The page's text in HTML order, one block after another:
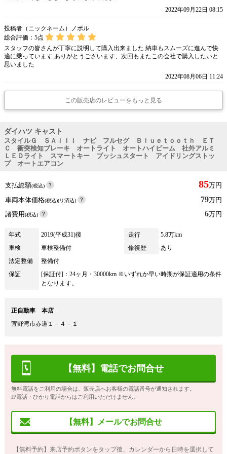
2022年09月22日 08:15
投稿者（ニックネーム）ノボル
総合評価： 5点
スタッフの皆さんが丁寧に説明して購入出来ました 納車もスムーズに進んで快
適に乗っています ありがとうございます、次回もまたこの会社で購入したいと
思いました
2022年08月06日 11:24
この販売店のレビューをもっと見る
ダイハツ キャスト
スタイルＧ ＳＡＩＩＩ ナビ フルセグ Ｂｌｕｅｔｏｏｔｈ ＥＴ
Ｃ 衝突検知ブレーキ オートライト オートハイビーム 社外アルミ
ＬＥＤライト スマートキー プッシュスタート アイドリングストッ
プ オートエアコン
支払総額(税込) 85万円
車両本体価格(税込)(リ済込) 79万円
諸費用(税込) 6万円
年式 2019(平成31)後 走行
5.8万km
車検
車検整備付 修復歴
あり
法定整備
整備付
保証
[保証付]：24ヶ月・30000km ※いずれか早い時期が保証適用の条件
となります。
正自動車 本店
宜野湾市赤道１－４－１
【無料】電話でお問合せ
無料電話をご利用の場合は、販売店へお客様の電話番号が通知されます。
IP電話・ひかり電話からはご利用いただけません。
【無料】メールでお問合せ
【無料予約】来店予約ボタンをタップ後、カレンダーから日時を選択して